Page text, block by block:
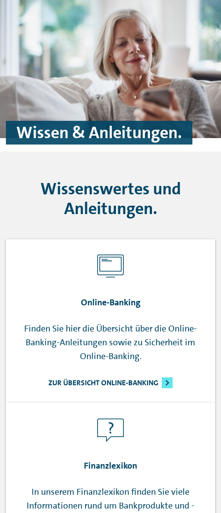
Spinge zu Hauptinhalten
Springe zu Footer
Wissen & Anleitungen.
Wissenswertes und
Anleitungen.
Online-Banking
Finden Sie hier die Übersicht über dieOnline-
Banking-Anleitungen sowie zu Sicherheit im
Online-Banking.
ZUR ÜBERSICHT ONLINE-BANKING
Finanzlexikon
In unserem Finanzlexikon finden Sie viele
Informationen rund um Bankprodukte und -